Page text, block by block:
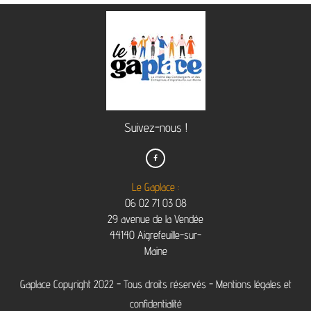
Suivez-nous !

Le Gaplace :
06 02 71 03 08
29 avenue de la Vendée
44140 Aigrefeuille-sur-
Maine
Gaplace Copyright 2022 - Tous droits réservés - Mentions légales et
confidentialité